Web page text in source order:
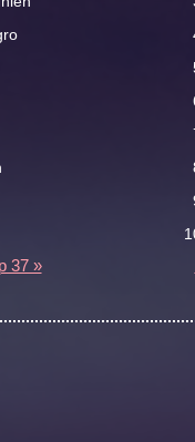
37 »